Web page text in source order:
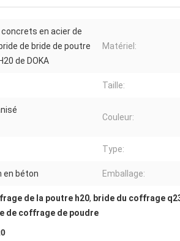
en acier de
de bride de poutre
de DOKA
Matériel:
Taille:
Couleur:
Type:
en béton Emballage:
de la poutre h20, bride du coffrage
de coffrage de poudre